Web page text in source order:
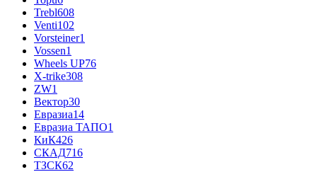
Trebl608
Venti102
Vorsteiner1
Vossen1
Wheels UP76
X-trike308
ZW1
Вектор30
Евразиа14
Евразиа ТАПО1
КиК426
СКАД716
ТЗСК62